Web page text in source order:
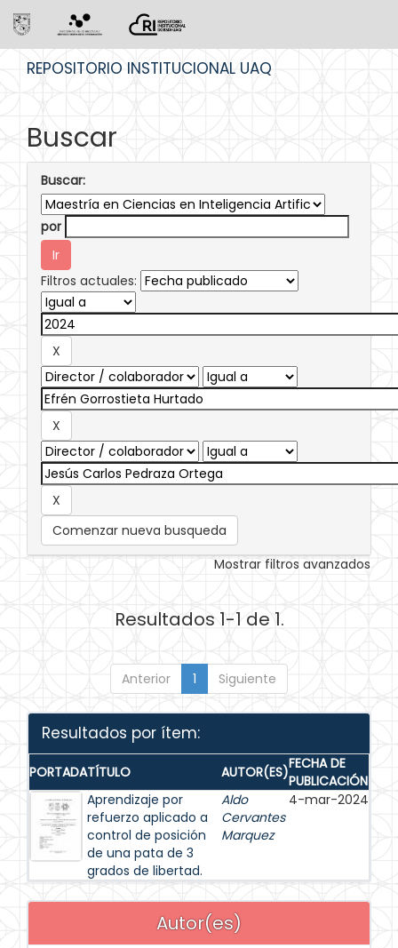
REPOSITORIO INSTITUCIONAL UAQ
Buscar
Buscar:
por
Filtros actuales:
Comenzar nueva busqueda
Mostrar filtros avanzados
Resultados 1-1 de 1.
Anterior 1 Siguiente
Resultados por ítem:
PORTADATÍTULO AUTOR(ES)FECHA DE
PUBLICACIÓN
Aprendizaje por
refuerzo aplicado a
control de posición
de una pata de 3
grados de libertad.
Aldo
Cervantes
Marquez
4-mar-2024
Autor(es)